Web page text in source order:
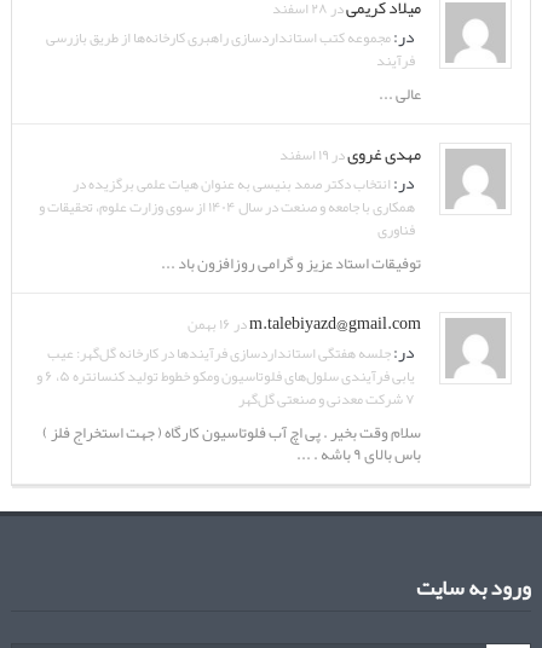
میلاد کریمیدر ۲۸ اسفند
در:مجموعه کتب استانداردسازی راهبری کارخانه‌ها از طریق بازرسی
فرآیند
عالی ...
مهدی غرویدر ۱۹ اسفند
در:انتخاب دکتر صمد بنیسی به عنوان هیات علمی برگزیده در
همکاری با جامعه و صنعت در سال ۱۴۰۴ از سوی وزارت علوم، تحقیقات و
فناوری
توفیقات استاد عزیز و گرامی روزافزون باد ...
m.talebiyazd@gmail.comدر ۱۶ بهمن
در:جلسه هفتگی استانداردسازی فرآیندها در کارخانه گل‌گهر: عیب
یابی فرآیندی سلول‌های فلوتاسیون ومکو خطوط تولید کنسانتره ۵، ۶ و
۷ شرکت معدنی و صنعتی گل‌گهر
سلام وقت بخیر . پی اچ آب فلوتاسیون کارگاه ( جهت استخراج فلز )
باس بالای ۹ باشه . ...
ورود به سایت